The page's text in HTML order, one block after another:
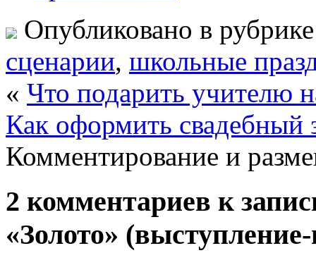
Опубликовано в
сценарии, школьные
« Что подарить учителю
Как оформить свадебный
Комментирование и
2 комментариев к
«Золото»